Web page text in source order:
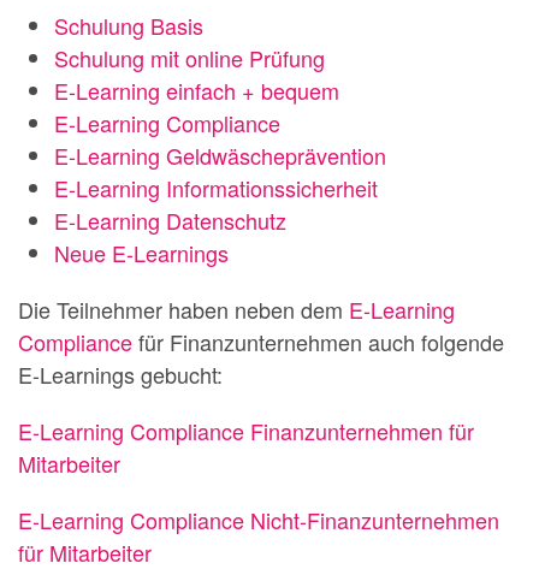
Schulung Basis
Schulung mit online Prüfung
E-Learning einfach + bequem
E-Learning Compliance
E-Learning Geldwäscheprävention
E-Learning Informationssicherheit
E-Learning Datenschutz
Neue E-Learnings
Die Teilnehmer haben neben dem E-Learning
Compliancefür Finanzunternehmen auch folgende
E-Learnings gebucht:
E-Learning Compliance Finanzunternehmen für
Mitarbeiter
E-Learning Compliance Nicht-Finanzunternehmen
für Mitarbeiter